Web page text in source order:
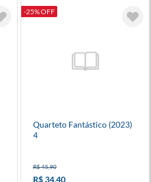
-25% OFF
Quarteto Fantástico (2023)
4
R$ 45,90
R$ 34,40